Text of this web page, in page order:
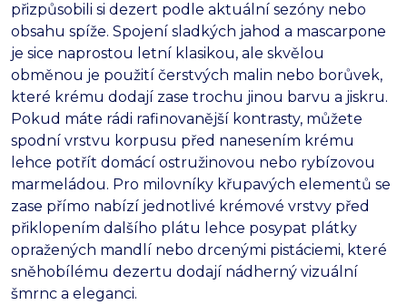
přizpůsobili si dezert podle aktuální sezóny nebo
obsahu spíže. Spojení sladkých jahod a mascarpone
je sice naprostou letní klasikou, ale skvělou
obměnou je použití čerstvých malin nebo borůvek,
které krému dodají zase trochu jinou barvu a jiskru.
Pokud máte rádi rafinovanější kontrasty, můžete
spodní vrstvu korpusu před nanesením krému
lehce potřít domácí ostružinovou nebo rybízovou
marmeládou. Pro milovníky křupavých elementů se
zase přímo nabízí jednotlivé krémové vrstvy před
přiklopením dalšího plátu lehce posypat plátky
opražených mandlí nebo drcenými pistáciemi, které
sněhobílému dezertu dodají nádherný vizuální
šmrnc a eleganci.